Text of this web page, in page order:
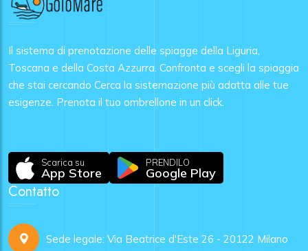
Il sistema di prenotazione delle spiagge della Liguria,
Toscana e della Costa Azzurra. Confronta e scegli la spiaggia
che stai cercando Cerca la sistemazione più adatta alle tue
esigenze. Prenota il tuo ombrellone in un click.
Scarica su
App Store
PRENDILO
Google Play
Contatto
Sede legale: Via Beatrice d'Este 26 - 20122 Milano